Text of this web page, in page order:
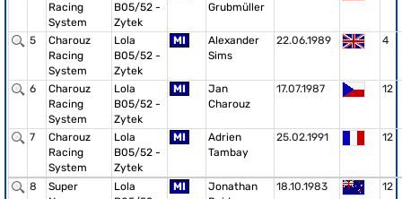
Racing
System
B05/52 -
Zytek
Grubmüller
5
Charouz
Racing
System
Lola
B05/52 -
Zytek
MI
Alexander
Sims
22.06.1989 4
6
Charouz
Racing
System
Lola
B05/52 -
Zytek
MI
Jan
Charouz
17.07.1987 12
7
Charouz
Racing
System
Lola
B05/52 -
Zytek
MI
Adrien
Tambay
25.02.1991 12
8
Super
Lola
MI
Jonathan
18.10.1983 12